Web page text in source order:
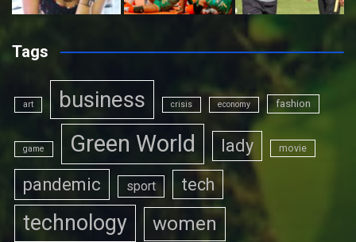
Tags
art business crisis economy fashion
game Green World lady movie
pandemic sport tech
technology women